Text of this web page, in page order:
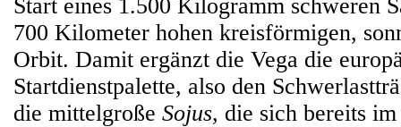
Start eines 1.500 Kilogramm schweren
700 Kilometer hohen kreisförmigen,
Orbit. Damit ergänzt die Vega die
Startdienstpalette, also den
die mittelgroße Sojus, die sich bereits